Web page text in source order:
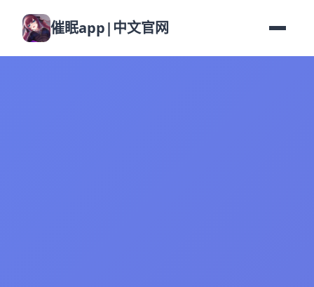
催眠app|中文官网